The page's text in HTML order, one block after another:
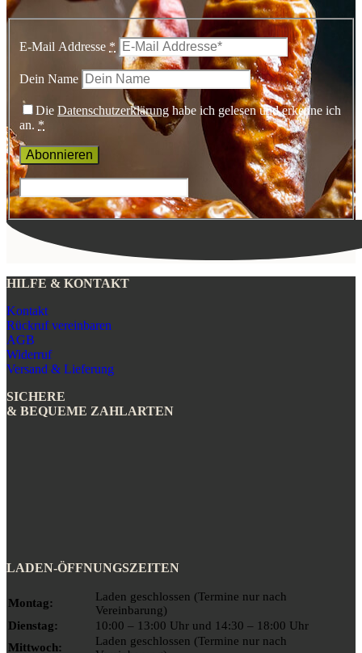
E-Mail Addresse *
Dein Name
Die Datenschutzerklärung habe ich gelesen und erkenne ich
an. *
HILFE & KONTAKT
Kontakt
Rückruf vereinbaren
AGB
Widerruf
Versand & Lieferung
SICHERE
& BEQUEME ZAHLARTEN
LADEN-ÖFFNUNGSZEITEN
Montag:
Laden geschlossen (Termine nur nach
Vereinbarung)
Dienstag:
10:00 – 13:00 Uhr und 14:30 – 18:00 Uhr
Mittwoch:
Laden geschlossen (Termine nur nach